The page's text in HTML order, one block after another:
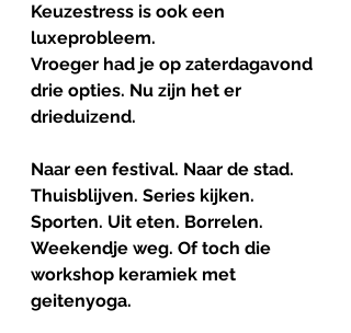
Keuzestress is ook een
luxeprobleem.
Vroeger had je op zaterdagavond
drie opties. Nu zijn het er
drieduizend.
Naar een festival. Naar de stad.
Thuisblijven. Series kijken.
Sporten. Uit eten. Borrelen.
Weekendje weg. Of toch die
workshop keramiek met
geitenyoga.